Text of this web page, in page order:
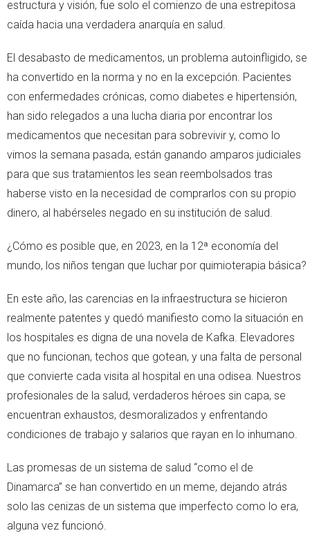
estructura y visión, fue solo el comienzo de una estrepitosa
caída hacia una verdadera anarquía en salud.
El desabasto de medicamentos, un problema autoinfligido, se
ha convertido en la norma y no en la excepción. Pacientes
con enfermedades crónicas, como diabetes e hipertensión,
han sido relegados a una lucha diaria por encontrar los
medicamentos que necesitan para sobrevivir y, como lo
vimos la semana pasada, están ganando amparos judiciales
para que sus tratamientos les sean reembolsados tras
haberse visto en la necesidad de comprarlos con su propio
dinero, al habérseles negado en su institución de salud.
¿Cómo es posible que, en 2023, en la 12ª economía del
mundo, los niños tengan que luchar por quimioterapia básica?
En este año, las carencias en la infraestructura se hicieron
realmente patentes y quedó manifiesto como la situación en
los hospitales es digna de una novela de Kafka. Elevadores
que no funcionan, techos que gotean, y una falta de personal
que convierte cada visita al hospital en una odisea. Nuestros
profesionales de la salud, verdaderos héroes sin capa, se
encuentran exhaustos, desmoralizados y enfrentando
condiciones de trabajo y salarios que rayan en lo inhumano.
Las promesas de un sistema de salud “como el de
Dinamarca” se han convertido en un meme, dejando atrás
solo las cenizas de un sistema que imperfecto como lo era,
alguna vez funcionó.